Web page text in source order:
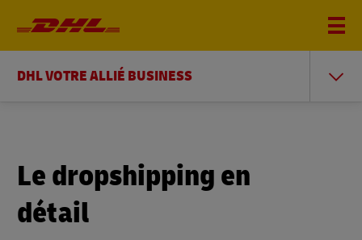
DHL VOTRE ALLIÉ BUSINESS
Le dropshipping en
détail